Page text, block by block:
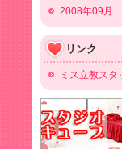
2008年09月
リンク
ミス立教スタ